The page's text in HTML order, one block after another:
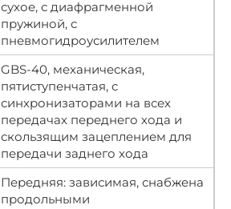
сухое, с диафрагменной
пружиной, с
пневмогидроусилителем
GBS-40, механическая,
пятиступенчатая, с
синхронизаторами на всех
передачах переднего хода и
скользящим зацеплением для
передачи заднего хода
Передняя: зависимая, снабжена
продольными